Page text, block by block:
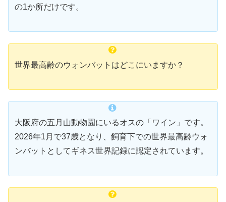
の1か所だけです。
世界最高齢のウォンバットはどこにいますか？
大阪府の五月山動物園にいるオスの「ワイン」です。
2026年1月で37歳となり、飼育下での世界最高齢ウォ
ンバットとしてギネス世界記録に認定されています。